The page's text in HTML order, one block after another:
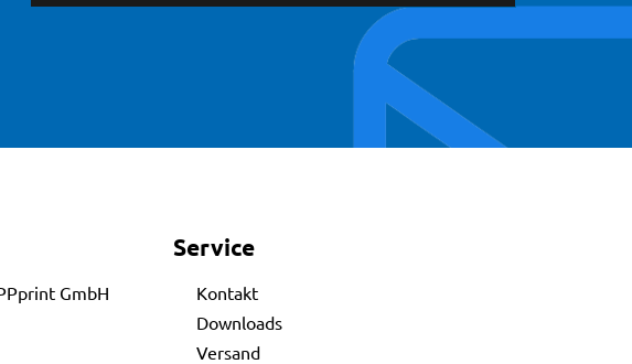
GmbH
Service
Kontakt
Downloads
Versand